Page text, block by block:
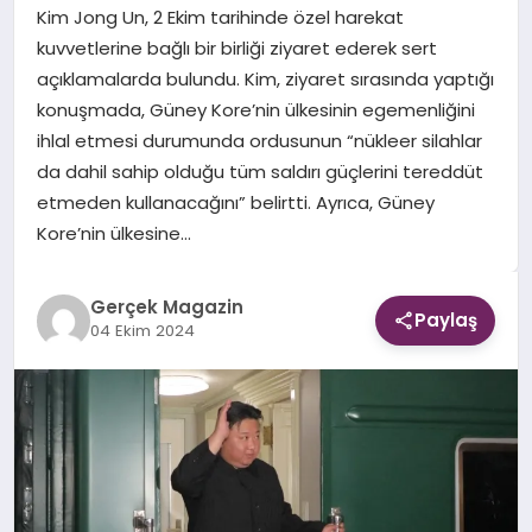
EKONOMI
DÜNYA
Kim Jong Un, 2 Ekim tarihinde özel harekat
kuvvetlerine bağlı bir birliği ziyaret ederek sert
açıklamalarda bulundu. Kim, ziyaret sırasında yaptığı
konuşmada, Güney Kore’nin ülkesinin egemenliğini
ihlal etmesi durumunda ordusunun “nükleer silahlar
da dahil sahip olduğu tüm saldırı güçlerini tereddüt
etmeden kullanacağını” belirtti. Ayrıca, Güney
Kore’nin ülkesine…
Gerçek Magazin
04 Ekim 2024 Paylaş